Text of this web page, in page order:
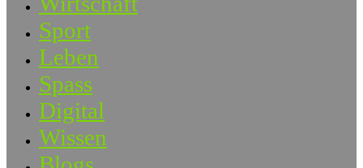
Sport
Leben
Spass
Digital
Wissen